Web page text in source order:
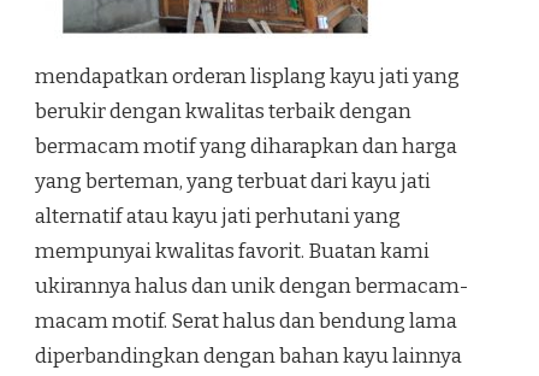
mendapatkan orderan lisplang kayu jati yang
berukir dengan kwalitas terbaik dengan
bermacam motif yang diharapkan dan harga
yang berteman, yang terbuat dari kayu jati
alternatif atau kayu jati perhutani yang
mempunyai kwalitas favorit. Buatan kami
ukirannya halus dan unik dengan bermacam-
macam motif. Serat halus dan bendung lama
diperbandingkan dengan bahan kayu lainnya